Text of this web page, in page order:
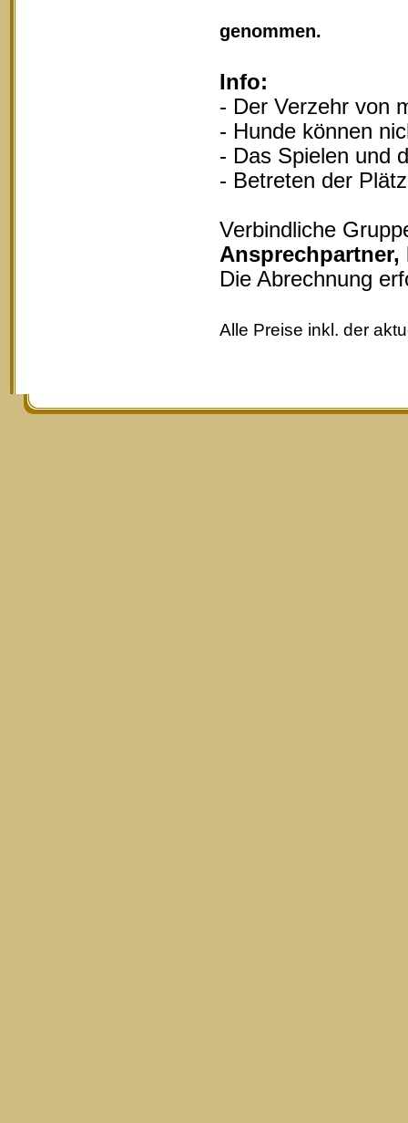
genommen.
Info:
- Der Verzehr von
- Hunde können
- Das Spielen und
- Betreten der
Verbindliche
Die Abrechnung
Alle Preise inkl. der